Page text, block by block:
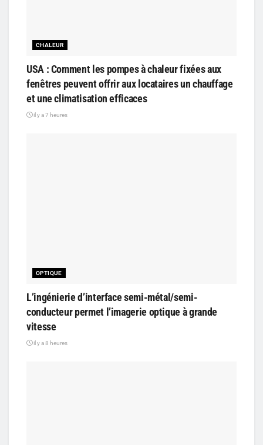
CHALEUR
USA : Comment les pompes à chaleur fixées aux
fenêtres peuvent offrir aux locataires un chauffage
et une climatisation efficaces
il y a 7 heures
OPTIQUE
L’ingénierie d’interface semi-métal/semi-
conducteur permet l’imagerie optique à grande
vitesse
il y a 8 heures